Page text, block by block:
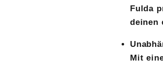
Fulda
deinen
Mit